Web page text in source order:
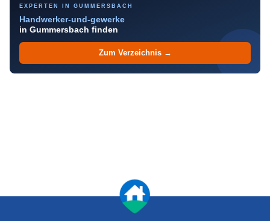
EXPERTEN IN GUMMERSBACH
Handwerker-und-gewerke
in Gummersbach finden
Zum Verzeichnis →